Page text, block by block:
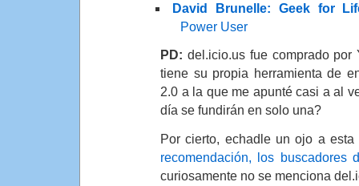
David Brunelle: Geek for
Power User
PD: del.icio.us fue comprado por
tiene su propia herramienta de
2.0 a la que me apunté casi a al
día se fundirán en solo una?
Por cierto, echadle un ojo a
recomendación, los buscadores
curiosamente no se menciona